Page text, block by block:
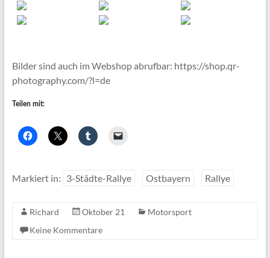
Bilder sind auch im Webshop abrufbar: https://shop.qr-
photography.com/?l=de
Teilen mit:
Markiert in: 3-Städte-Rallye Ostbayern Rallye
Richard Oktober 21
Motorsport
Keine Kommentare